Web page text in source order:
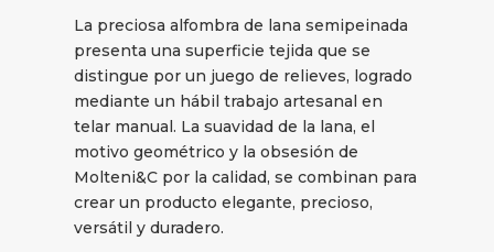
La preciosa alfombra de lana semipeinada
presenta una superficie tejida que se
distingue por un juego de relieves, logrado
mediante un hábil trabajo artesanal en
telar manual. La suavidad de la lana, el
motivo geométrico y la obsesión de
Molteni&C por la calidad, se combinan para
crear un producto elegante, precioso,
versátil y duradero.